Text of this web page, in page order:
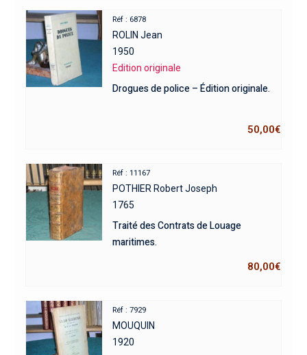
Réf : 6878
ROLIN Jean
1950
Edition originale
Drogues de police – Édition originale.
50,00€
Réf : 11167
POTHIER Robert Joseph
1765
Traité des Contrats de Louage
maritimes.
80,00€
Réf : 7929
MOUQUIN
1920